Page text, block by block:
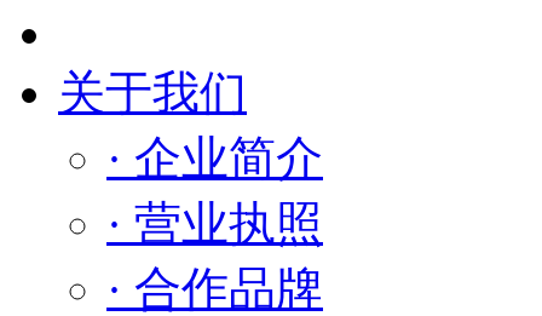
关于我们
· 企业简介
· 营业执照
· 合作品牌